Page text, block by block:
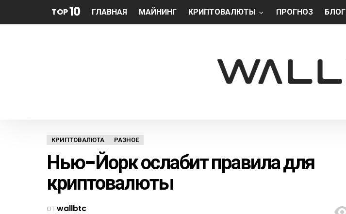
TOP10 ГЛАВНАЯ МАЙНИНГ КРИПТОВАЛЮТЫ ПРОГНОЗ БЛОГ
КРИПТОВАЛЮТА РАЗНОЕ
Нью-Йорк ослабит правила для
криптовалюты
отwallbtc